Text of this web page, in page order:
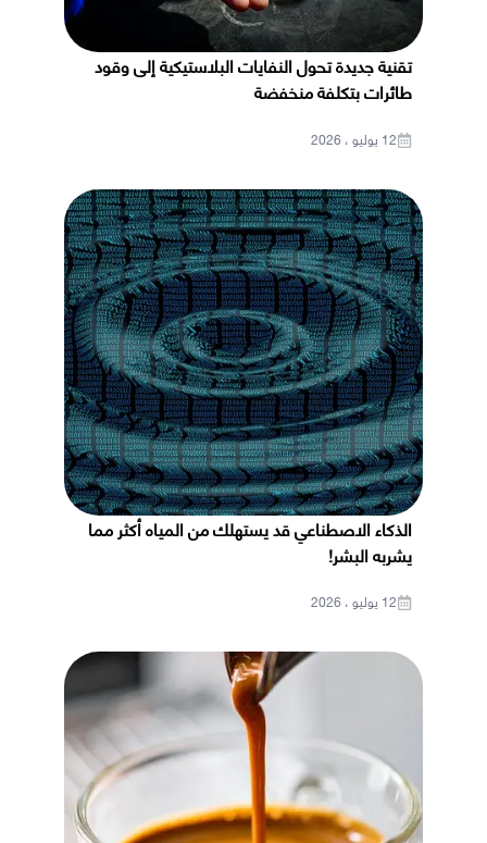
تقنية جديدة تحول النفايات البلاستيكية إلى وقود
طائرات بتكلفة منخفضة
12 يوليو ، 2026
الذكاء الاصطناعي قد يستهلك من المياه أكثر مما
يشربه البشر!
12 يوليو ، 2026